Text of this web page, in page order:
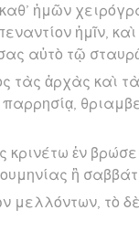
ἡμῶν
ἡμῖν,
αὐτὸ τῷ
τὰς ἀρχὰς καὶ
παρρησίᾳ,
κρινέτω ἐν
ἢ
μελλόντων, τὸ